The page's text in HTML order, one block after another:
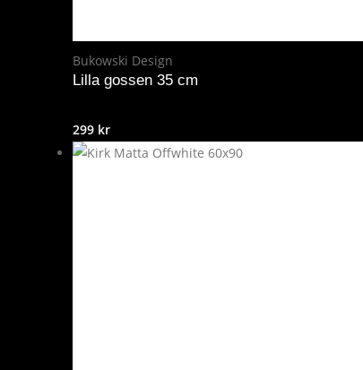
Bukowski Design
Lilla gossen 35 cm
299 kr